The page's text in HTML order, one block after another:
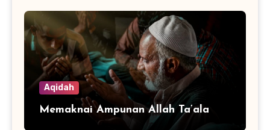
Aqidah
Memaknai Ampunan Allah Ta’ala